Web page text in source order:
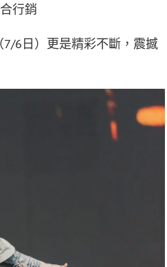
行銷
7/6日）更是精彩不斷，震撼